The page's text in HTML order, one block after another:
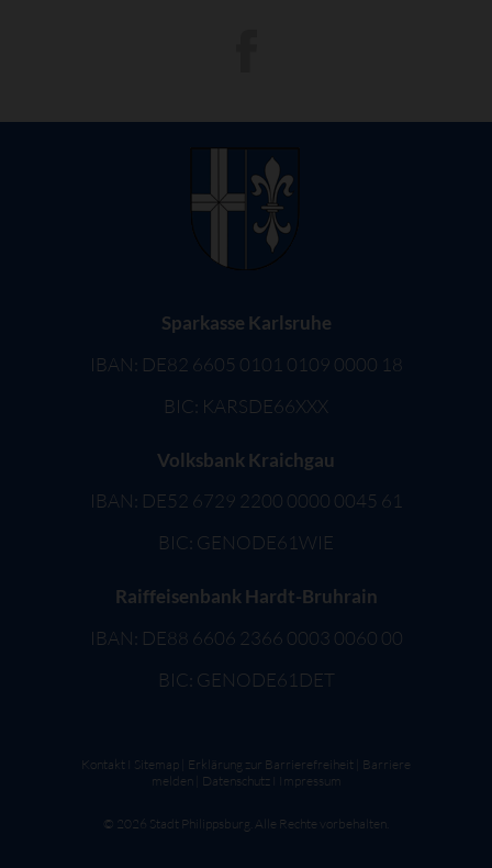
Sparkasse Karlsruhe
IBAN: DE82 6605 0101 0109 0000 18
BIC: KARSDE66XXX
Volksbank Kraichgau
IBAN: DE52 6729 2200 0000 0045 61
BIC: GENODE61WIE
Raiffeisenbank Hardt-Bruhrain
IBAN: DE88 6606 2366 0003 0060 00
BIC: GENODE61DET
© 2026 Stadt Philippsburg. Alle Rechte vorbehalten.
Kontakt Sitemap Erklärung zur Barrierefreiheit Barriere
melden
DatenschutzI Impressum